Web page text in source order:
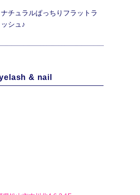
ナチュラルぱっちりフラットラ
ッシュ♪
& nail